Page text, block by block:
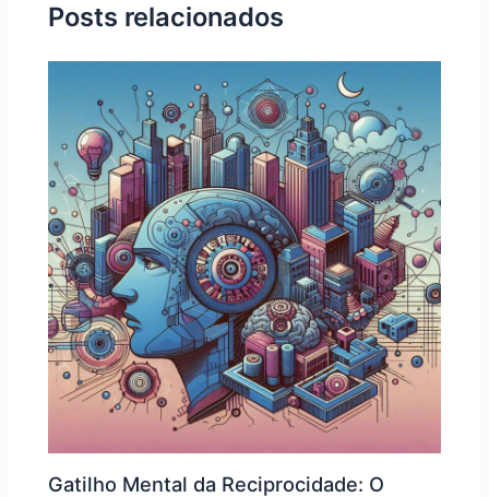
Posts relacionados
Gatilho Mental da Reciprocidade: O